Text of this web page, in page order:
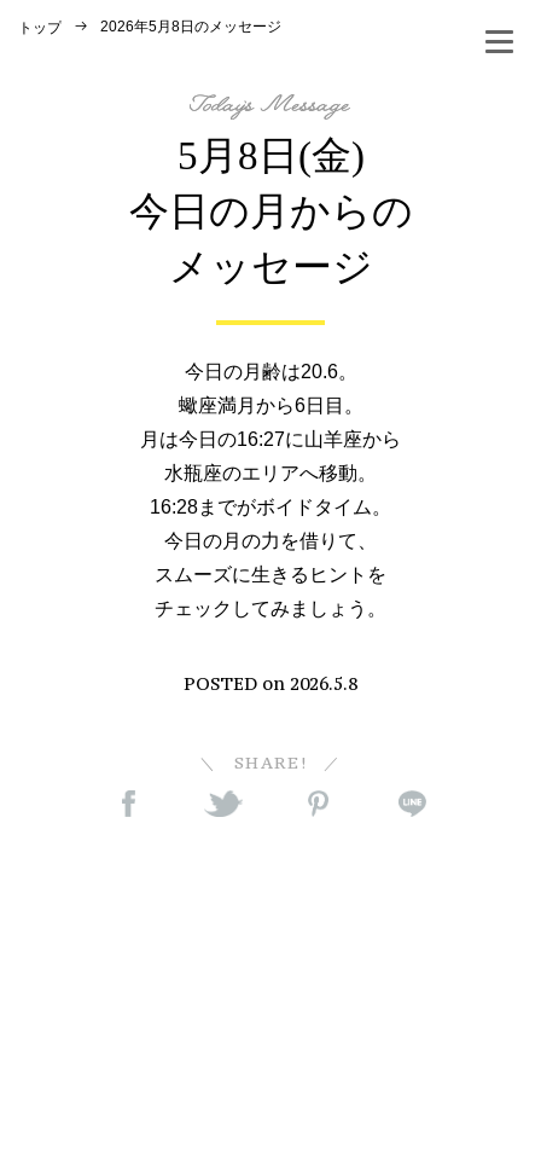
トップ 2026年5月8日のメッセージ
5月8日(金)
今日の月からの
メッセージ
今日の月齢は20.6。
蠍座満月から6日目。
月は今日の16:27に山羊座から
水瓶座のエリアへ移動。
16:28までがボイドタイム。
今日の月の力を借りて、
スムーズに生きるヒントを
チェックしてみましょう。
POSTED on 2026.5.8
SHARE!